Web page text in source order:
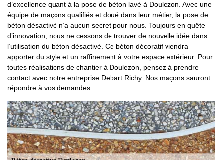
d’excellence quant à la pose de béton lavé à Doulezon. Avec une
équipe de maçons qualifiés et doué dans leur métier, la pose de
béton désactivé n’a aucun secret pour nous. Toujours en quête
d’innovation, nous ne cessons de trouver de nouvelle idée dans
l’utilisation du béton désactivé. Ce béton décoratif viendra
apporter du style et un raffinement à votre espace extérieur. Pour
toutes réalisations de chantier à Doulezon, pensez à prendre
contact avec notre entreprise Debart Richy. Nos maçons sauront
répondre à vos demandes.